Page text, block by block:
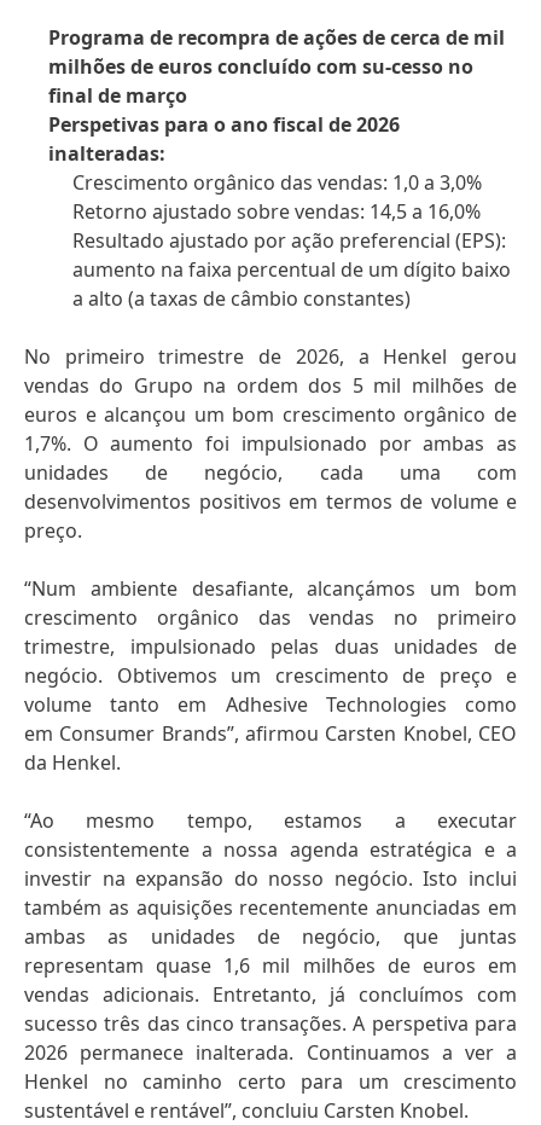
Programa de recompra de ações de cerca de mil
milhões de euros concluído com su-cesso no
final de março
Perspetivas para o ano fiscal de 2026
inalteradas:
Crescimento orgânico das vendas: 1,0 a 3,0%
Retorno ajustado sobre vendas: 14,5 a 16,0%
Resultado ajustado por ação preferencial (EPS):
aumento na faixa percentual de um dígito baixo
a alto (a taxas de câmbio constantes)
No primeiro trimestre de 2026, a Henkel gerou
vendas do Grupo na ordem dos 5 mil milhões de
euros e alcançou um bom crescimento orgânico de
1,7%. O aumento foi impulsionado por ambas as
unidades de negócio, cada uma com
desenvolvimentos positivos em termos de volume e
preço.
“Num ambiente desafiante, alcançámos um bom
crescimento orgânico das vendas no primeiro
trimestre, impulsionado pelas duas unidades de
negócio. Obtivemos um crescimento de preço e
volume tanto em Adhesive Technologies como
em Consumer Brands”, afirmou Carsten Knobel, CEO
da Henkel.
“Ao mesmo tempo, estamos a executar
consistentemente a nossa agenda estratégica e a
investir na expansão do nosso negócio. Isto inclui
também as aquisições recentemente anunciadas em
ambas as unidades de negócio, que juntas
representam quase 1,6 mil milhões de euros em
vendas adicionais. Entretanto, já concluímos com
sucesso três das cinco transações. A perspetiva para
2026 permanece inalterada. Continuamos a ver a
Henkel no caminho certo para um crescimento
sustentável e rentável”, concluiu Carsten Knobel.